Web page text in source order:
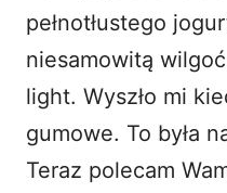
pełnotłustego
niesamowitą
light. Wyszło mi
gumowe. To była
Teraz polecam